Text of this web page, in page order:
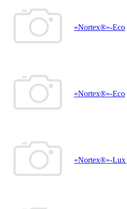
«Nortex®»-Eco
«Nortex®»-Eco
«Nortex®»-Lux